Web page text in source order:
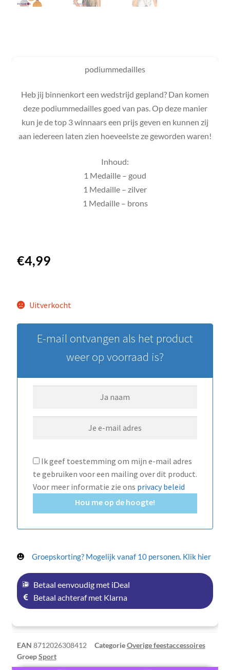
podiummedailles
Heb jij binnenkort een wedstrijd gepland? Dan komen
deze podiummedailles goed van pas. Op deze manier
kun je de top 3 winnaars een prijs geven en kunnen zij
aan iedereen laten zien hoeveelste ze geworden waren!
Inhoud:
1 Medaille – goud
1 Medaille – zilver
1 Medaille – brons
€4,99
Uitverkocht
E-mail ontvangen als het product
weer op voorraad is?
Ik geef toestemming om mijn e-mail adres
te gebruiken voor een mailing over dit product.
Voor meer informatie zie ons privacy beleid
Hou me op de hoogte!
Groepskorting? Mogelijk vanaf 10 personen. Klik hier
Betaal eenvoudig met iDeal
Betaal achteraf met Klarna
EAN 8712026308412 CategorieOverige feestaccessoires
GroepSport